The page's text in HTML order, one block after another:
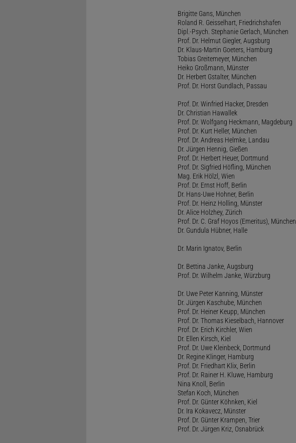
Brigitte Gans, München
Roland R. Geisselhart, Friedrichshafen
Dipl.-Psych. Stephanie Gerlach, München
Prof. Dr. Helmut Giegler, Augsburg
Dr. Klaus-Martin Goeters, Hamburg
Tobias Greitemeyer, München
Heiko Großmann, Münster
Dr. Herbert Gstalter, München
Prof. Dr. Horst Gundlach, Passau
Prof. Dr. Winfried Hacker, Dresden
Dr. Christian Hawallek
Prof. Dr. Wolfgang Heckmann, Magdeburg
Prof. Dr. Kurt Heller, München
Prof. Dr. Andreas Helmke, Landau
Dr. Jürgen Hennig, Gießen
Prof. Dr. Herbert Heuer, Dortmund
Prof. Dr. Sigfried Höfling, München
Mag. Erik Hölzl, Wien
Prof. Dr. Ernst Hoff, Berlin
Dr. Hans-Uwe Hohner, Berlin
Prof. Dr. Heinz Holling, Münster
Dr. Alice Holzhey, Zürich
Prof. Dr. C. Graf Hoyos (Emeritus), München
Dr. Gundula Hübner, Halle
Dr. Marin Ignatov, Berlin
Dr. Bettina Janke, Augsburg
Prof. Dr. Wilhelm Janke, Würzburg
Dr. Uwe Peter Kanning, Münster
Dr. Jürgen Kaschube, München
Prof. Dr. Heiner Keupp, München
Prof. Dr. Thomas Kieselbach, Hannover
Prof. Dr. Erich Kirchler, Wien
Dr. Ellen Kirsch, Kiel
Prof. Dr. Uwe Kleinbeck, Dortmund
Dr. Regine Klinger, Hamburg
Prof. Dr. Friedhart Klix, Berlin
Prof. Dr. Rainer H. Kluwe, Hamburg
Nina Knoll, Berlin
Stefan Koch, München
Prof. Dr. Günter Köhnken, Kiel
Dr. Ira Kokavecz, Münster
Prof. Dr. Günter Krampen, Trier
Prof. Dr. Jürgen Kriz, Osnabrück